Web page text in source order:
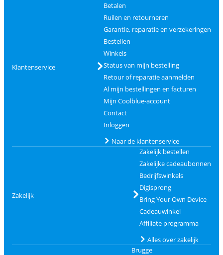
Klantenservice
Betalen
Ruilen en retourneren
Garantie, reparatie en verzekeringen
Bestellen
Winkels
Status van mijn bestelling
Retour of reparatie aanmelden
Al mijn bestellingen en facturen
Mijn Coolblue-account
Contact
Inloggen
Naar de klantenservice
Zakelijk
Zakelijk bestellen
Zakelijke cadeaubonnen
Bedrijfswinkels
Digisprong
Bring Your Own Device
Cadeauwinkel
Affiliate programma
Alles over zakelijk
Brugge